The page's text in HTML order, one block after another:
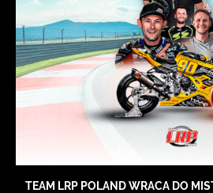
TEAM LRP POLAND WRACA DO